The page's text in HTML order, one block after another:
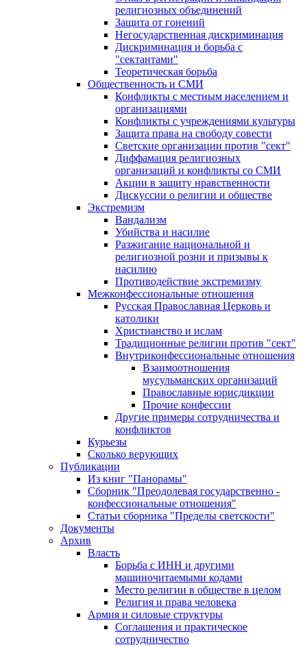
религиозных объединений
Защита от гонений
Негосударственная дискриминация
Дискриминация и борьба с
"сектантами"
Теоретическая борьба
Общественность и СМИ
Конфликты с местным населением и
организациями
Конфликты с учреждениями культуры
Защита права на свободу совести
Светские организации против "сект"
Диффамация религиозных
организаций и конфликты со СМИ
Акции в защиту нравственности
Дискуссии о религии и обществе
Экстремизм
Вандализм
Убийства и насилие
Разжигание национальной и
религиозной розни и призывы к
насилию
Противодействие экстремизму
Межконфессиональные отношения
Русская Православная Церковь и
католики
Христианство и ислам
Традиционные религии против "сект"
Внутриконфессиональные отношения
Взаимоотношения
мусульманских организаций
Православные юрисдикции
Прочие конфессии
Другие примеры сотрудничества и
конфликтов
Курьезы
Сколько верующих
Публикации
Из книг "Панорамы"
Сборник "Преодолевая государственно -
конфессиональные отношения"
Статьи сборника "Пределы светскости"
Документы
Архив
Власть
Борьба с ИНН и другими
машиночитаемыми кодами
Место религии в обществе в целом
Религия и права человека
Армия и силовые структуры
Соглашения и практическое
сотрудничество